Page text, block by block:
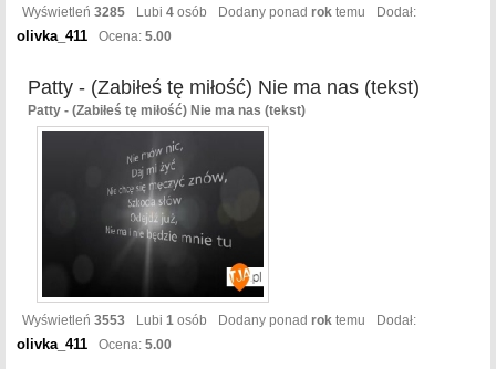
Wyświetleń 3285 Lubi 4 osób Dodany ponad rok temu Dodał:
olivka_411 Ocena: 5.00
Patty - (Zabiłeś tę miłość) Nie ma nas (tekst)
Patty - (Zabiłeś tę miłość) Nie ma nas (tekst)
Wyświetleń 3553 Lubi 1 osób Dodany ponad rok temu Dodał:
olivka_411 Ocena: 5.00